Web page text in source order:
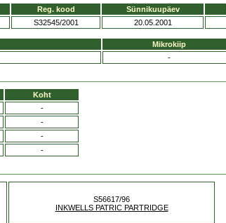
Reg. kood Sünnikuupäev
S32545/2001 20.05.2001
Mikrokiip
-
Koht
-
-
-
-
S56617/96
INKWELLS PATRIC PARTRIDGE